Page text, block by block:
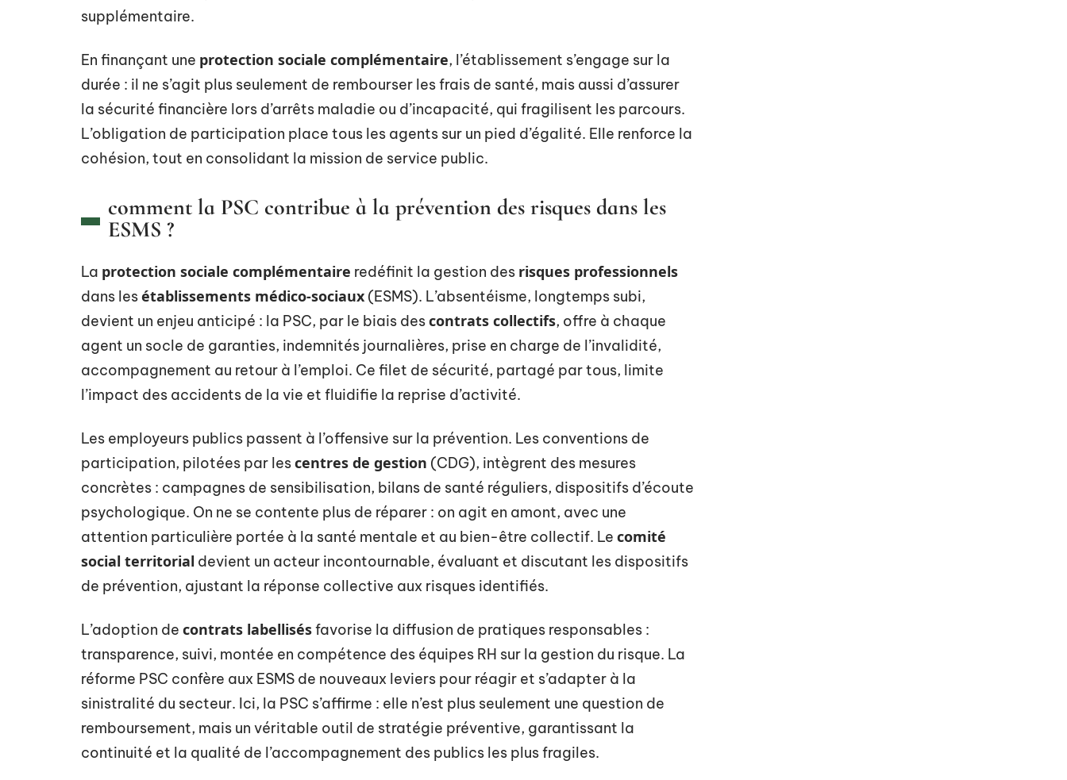
supplémentaire.
En finançant une protection sociale complémentaire, l’établissement s’engage sur la
durée : il ne s’agit plus seulement de rembourser les frais de santé, mais aussi d’assurer
la sécurité financière lors d’arrêts maladie ou d’incapacité, qui fragilisent les parcours.
L’obligation de participation place tous les agents sur un pied d’égalité. Elle renforce la
cohésion, tout en consolidant la mission de service public.
comment la PSC contribue à la prévention des risques dans les
ESMS ?
La protection sociale complémentaire redéfinit la gestion des risques professionnels
dans lesétablissements médico-sociaux (ESMS). L’absentéisme, longtemps subi,
devient un enjeu anticipé : la PSC, par le biais descontrats collectifs, offre à chaque
agent un socle de garanties, indemnités journalières, prise en charge de l’invalidité,
accompagnement au retour à l’emploi. Ce filet de sécurité, partagé par tous, limite
l’impact des accidents de la vie et fluidifie la reprise d’activité.
Les employeurs publics passent à l’offensive sur la prévention. Les conventions de
participation, pilotées par lescentres de gestion (CDG), intègrent des mesures
concrètes : campagnes de sensibilisation, bilans de santé réguliers, dispositifs d’écoute
psychologique. On ne se contente plus de réparer : on agit en amont, avec une
attention particulière portée à la santé mentale et au bien-être collectif. Le comité
social territorial devient un acteur incontournable, évaluant et discutant les dispositifs
de prévention, ajustant la réponse collective aux risques identifiés.
L’adoption de contrats labellisésfavorise la diffusion de pratiques responsables :
transparence, suivi, montée en compétence des équipes RH sur la gestion du risque. La
réforme PSC confère aux ESMS de nouveaux leviers pour réagir et s’adapter à la
sinistralité du secteur. Ici, la PSC s’affirme : elle n’est plus seulement une question de
remboursement, mais un véritable outil de stratégie préventive, garantissant la
continuité et la qualité de l’accompagnement des publics les plus fragiles.